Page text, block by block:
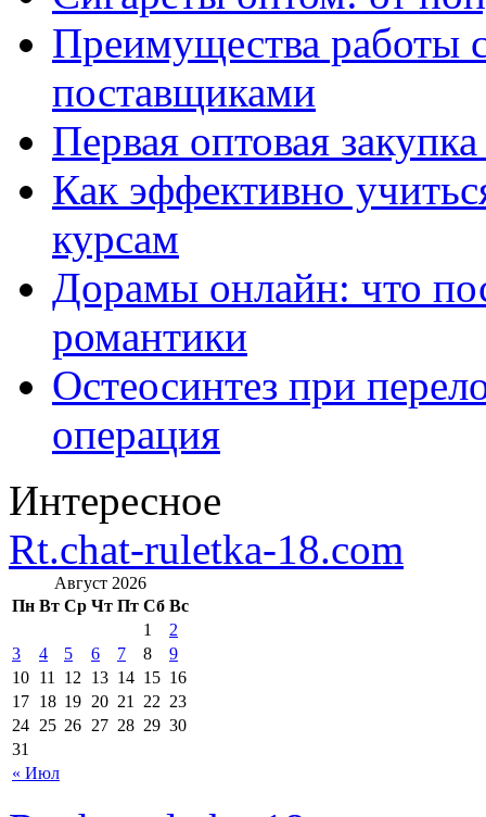
Преимущества работы
поставщиками
Первая оптовая
Как эффективно
курсам
Дорамы онлайн: что
романтики
Остеосинтез при
операция
Интересное
Rt.chat-ruletka-18.com
Август 2026
Пн Вт Ср Чт Пт Сб Вс
« Июл
1
2
3
4 5 6 7 8
9
10 11 12 13 14 15 16
17 18 19 20 21 22 23
24 25 26 27 28 29 30
31